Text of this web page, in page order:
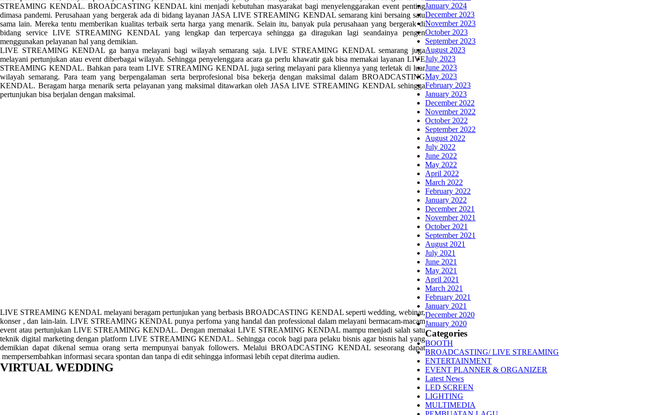
STREAMING KENDAL. BROADCASTING KENDAL kini menjadi kebutuhan masyarakat bagi menyelenggarakan event penting
dimasa pandemi. Perusahaan yang bergerak ada di bidang layanan JASA LIVE STREAMING KENDAL semarang kini bersaing satu
sama lain. Mereka tentu memberikan kualitas terbaik serta harga yang menarik. Selain itu, banyak pula perusahaan yang bergerak di
bidang service LIVE STREAMING KENDAL yang lengkap dan terpercaya sehingga ga diragukan lagi seandainya pengen
menggunakan pelayanan hal yang demikian.
LIVE STREAMING KENDAL ga hanya melayani bagi wilayah semarang saja. LIVE STREAMING KENDAL semarang juga
melayani pertunjukan atau event diberbagai wilayah. Sehingga penyelenggara acara ga perlu khawatir gak bisa memakai layanan LIVE
STREAMING KENDAL. Bahkan para team LIVE STREAMING KENDAL juga sering melayani para kliennya yang terletak di luar
wilayah semarang. Para team yang berpengalaman serta berprofesional bisa bekerja dengan maksimal dalam BROADCASTING
KENDAL. Beragam harga menarik serta pelayanan yang maksimal ditawarkan oleh JASA LIVE STREAMING KENDAL sehingga
pertunjukan bisa berjalan dengan maksimal.
LIVE STREAMING KENDAL melayani beragam pertunjukan yang berbasis BROADCASTING KENDAL seperti wedding, webinar,
konser , dan lain-lain. LIVE STREAMING KENDAL punya perfoma yang handal dan professional dalam melayani bermacam-macam
event atau pertunjukan LIVE STREAMING KENDAL. Dengan memakai LIVE STREAMING KENDAL mampu menjadi salah satu
teknik digital marketing dengan platform LIVE STREAMING KENDAL. Sehingga cocok bagi para pelaku bisnis agar bisnis hal yang
demikian dapat dikenal semua orang serta mempunyai banyak followers. Melalui BROADCASTING KENDAL seseorang dapat
mempersembahkan informasi secara spontan dan tanpa di edit sehingga informasi lebih cepat diterima audien.
VIRTUAL WEDDING
January 2024
December 2023
November 2023
October 2023
September 2023
August 2023
July 2023
June 2023
May 2023
February 2023
January 2023
December 2022
November 2022
October 2022
September 2022
August 2022
July 2022
June 2022
May 2022
April 2022
March 2022
February 2022
January 2022
December 2021
November 2021
October 2021
September 2021
August 2021
July 2021
June 2021
May 2021
April 2021
March 2021
February 2021
January 2021
December 2020
January 2020
Categories
BOOTH
BROADCASTING/ LIVE STREAMING
ENTERTAINMENT
EVENT PLANNER & ORGANIZER
Latest News
LED SCREEN
LIGHTING
MULTIMEDIA